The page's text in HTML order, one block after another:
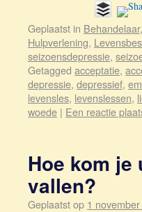
Geplaatst in Behandelaar,
Hulpverlening,
seizoensdepressie,
Getagged acceptatie,
depressie, depressief,
levensles, levenslessen,
woede | Een reactie
Hoe kom
vallen?
Geplaatst op 1